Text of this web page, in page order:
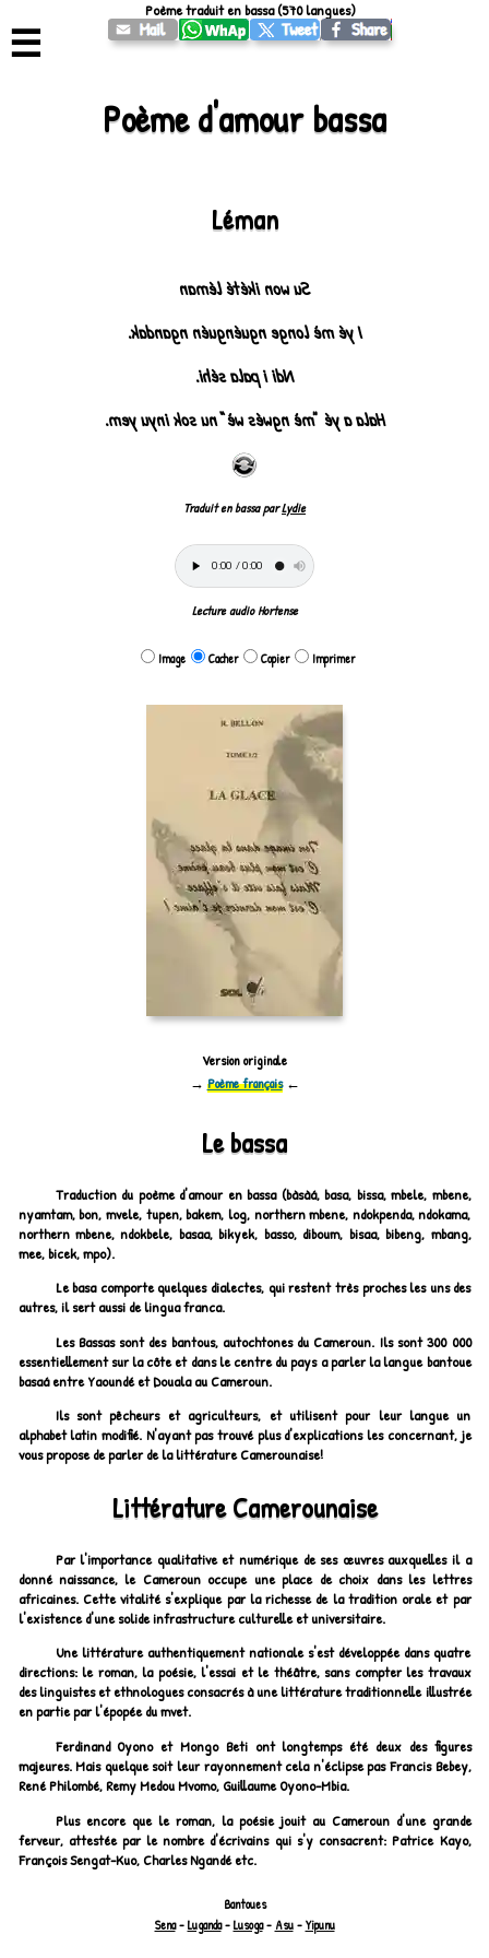
☰
Poème d'amour bassa
Léman
Su won ikété léman
I yé mè longe nguénguén ngandak.
Ndi i pala séhi.
Hala a yé “mè ngwés wè” nu sok inyu yem.
Traduit en bassa parLydie
Lecture audio Hortense
Image Cacher Copier Imprimer
Version originale
→ Poème français←
Le bassa
Traduction du poème d'amour en bassa (bàsàá, basa, bissa, mbele, mbene,
nyamtam, bon, mvele, tupen, bakem, log, northern mbene, ndokpenda, ndokama,
northern mbene, ndokbele, basaa, bikyek, basso, diboum, bisaa, bibeng, mbang,
mee, bicek, mpo).
Le basa comporte quelques dialectes, qui restent très proches les uns des
autres, il sert aussi de lingua franca.
Les Bassas sont des bantous, autochtones du Cameroun. Ils sont 300 000
essentiellement sur la côte et dans le centre du pays a parler la langue bantoue
basaá entre Yaoundé et Douala au Cameroun.
Ils sont pêcheurs et agriculteurs, et utilisent pour leur langue un
alphabet latin modifié. N'ayant pas trouvé plus d'explications les concernant, je
vous propose de parler de la littérature Camerounaise!
Littérature Camerounaise
Par l'importance qualitative et numérique de ses œuvres auxquelles il a
donné naissance, le Cameroun occupe une place de choix dans les lettres
africaines. Cette vitalité s'explique par la richesse de la tradition orale et par
l'existence d'une solide infrastructure culturelle et universitaire.
Une littérature authentiquement nationale s'est développée dans quatre
directions: le roman, la poésie, l'essai et le théâtre, sans compter les travaux
des linguistes et ethnologues consacrés à une littérature traditionnelle illustrée
en partie par l'épopée du mvet.
Ferdinand Oyono et Mongo Beti ont longtemps été deux des figures
majeures. Mais quelque soit leur rayonnement cela n'éclipse pas Francis Bebey,
René Philombé, Remy Medou Mvomo, Guillaume Oyono-Mbia.
Plus encore que le roman, la poésie jouit au Cameroun d'une grande
ferveur, attestée par le nombre d'écrivains qui s'y consacrent: Patrice Kayo,
François Sengat-Kuo, Charles Ngandé etc.
Bantoues
Sena-Luganda-Lusoga- Asu-Yipunu
Poème traduit en bassa (570 langues)